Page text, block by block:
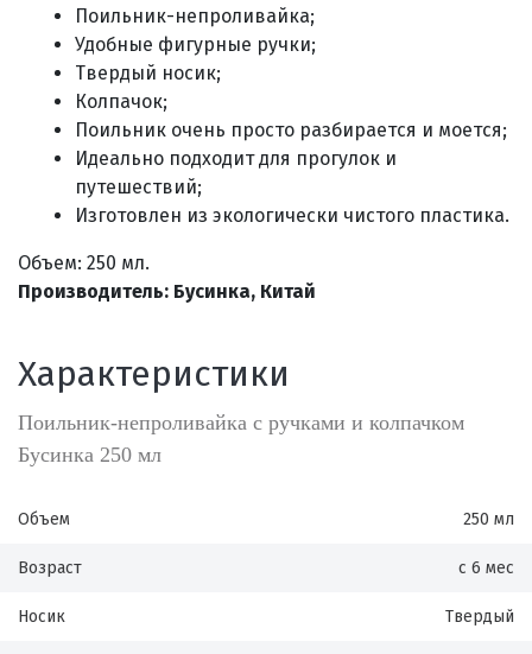
Поильник-непроливайка;
Удобные фигурные ручки;
Твердый носик;
Колпачок;
Поильник очень просто разбирается и моется;
Идеально подходит для прогулок и
путешествий;
Изготовлен из экологически чистого пластика.
Объем: 250 мл.
Производитель: Бусинка, Китай
Характеристики
Поильник-непроливайка с ручками и колпачком
Бусинка 250 мл
Объем 250 мл
Возраст с 6 мес
Носик Твердый